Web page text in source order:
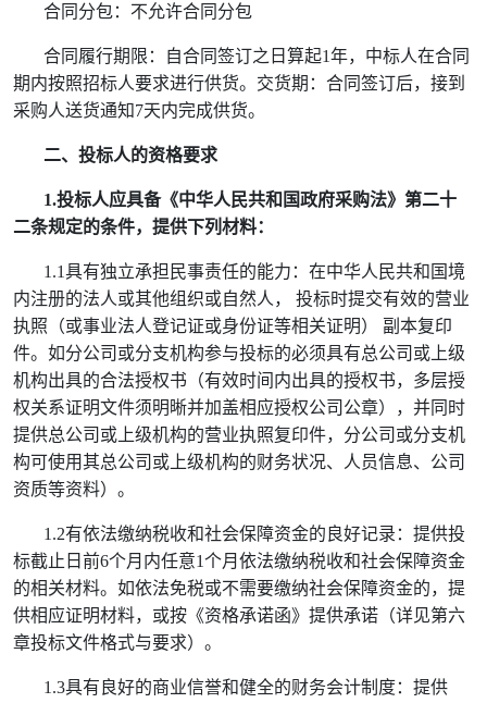
合同分包：不允许合同分包
合同履行期限：自合同签订之日算起1年，中标人在合同
期内按照招标人要求进行供货。交货期：合同签订后，接到
采购人送货通知7天内完成供货。
二、投标人的资格要求
1.投标人应具备《中华人民共和国政府采购法》第二十
二条规定的条件，提供下列材料：
1.1具有独立承担民事责任的能力： 在中华人民共和国境
内注册的法人或其他组织或自然人， 投标时提交有效的营业
执照（或事业法人登记证或身份证等相关证明） 副本复印
件。如分公司或分支机构参与投标的必须具有总公司或上级
机构出具的合法授权书（有效时间内出具的授权书，多层授
权关系证明文件须明晰并加盖相应授权公司公章），并同时
提供总公司或上级机构的营业执照复印件，分公司或分支机
构可使用其总公司或上级机构的财务状况、人员信息、公司
资质等资料）。
1.2有依法缴纳税收和社会保障资金的良好记录： 提供投
标截止日前6个月内任意1个月依法缴纳税收和社会保障资金
的相关材料。如依法免税或不需要缴纳社会保障资金的，提
供相应证明材料， 或按《资格承诺函》提供承诺（详见第六
章投标文件格式与要求）。
1.3具有良好的商业信誉和健全的财务会计制度：提供